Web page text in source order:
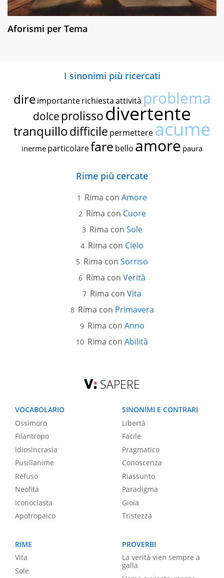
Aforismi per Tema
I sinonimi più ricercati
dire importante richiestaattività problema
dolce prolissodivertente
tranquillodifficile permettereacume
inerme particolarefare bello amore paura
Rime più cercate
Rima con Amore
Rima con Cuore
Rima con Sole
Rima con Cielo
Rima con Sorriso
Rima con Verità
Rima con Vita
Rima con Primavera
Rima con Anno
Rima con Abilità
SAPERE
VOCABOLARIO
Ossimoro
Filantropo
Idiosincrasia
Pusillanime
Refuso
Neofita
Iconoclasta
Apotropaico
SINONIMI E CONTRARI
Libertà
Facile
Pragmatico
Conoscenza
Riassunto
Paradigma
Gioia
Tristezza
RIME
Vita
Sole
PROVERBI
La verità vien sempre a
galla